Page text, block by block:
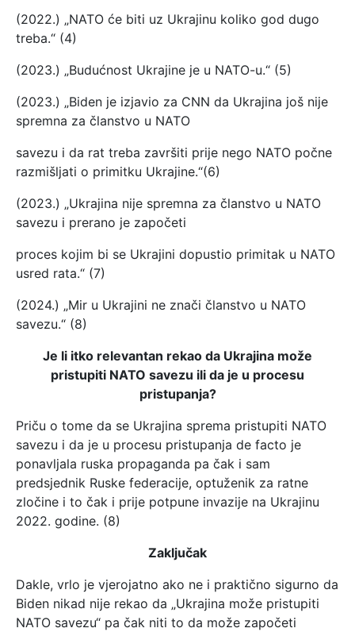
(2022.) „NATO će biti uz Ukrajinu koliko god dugo
treba.“ (4)
(2023.) „Budućnost Ukrajine je u NATO-u.“ (5)
(2023.) „Biden je izjavio za CNN da Ukrajina još nije
spremna za članstvo u NATO
savezu i da rat treba završiti prije nego NATO počne
razmišljati o primitku Ukrajine.“(6)
(2023.) „Ukrajina nije spremna za članstvo u NATO
savezu i prerano je započeti
proces kojim bi se Ukrajini dopustio primitak u NATO
usred rata.“ (7)
(2024.) „Mir u Ukrajini ne znači članstvo u NATO
savezu.“ (8)
Je li itko relevantan rekao da Ukrajina može
pristupiti NATO savezu ili da je u procesu
pristupanja?
Priču o tome da se Ukrajina sprema pristupiti NATO
savezu i da je u procesu pristupanja de facto je
ponavljala ruska propaganda pa čak i sam
predsjednik Ruske federacije, optuženik za ratne
zločine i to čak i prije potpune invazije na Ukrajinu
2022. godine. (8)
Zaključak
Dakle, vrlo je vjerojatno ako ne i praktično sigurno da
Biden nikad nije rekao da „Ukrajina može pristupiti
NATO savezu“ pa čak niti to da može započeti